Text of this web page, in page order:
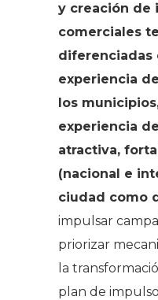
y creación de
comerciales
diferenciadas
experiencia
los
experiencia
atractiva,
(nacional e
ciudad como
impulsar
priorizar
la
plan de